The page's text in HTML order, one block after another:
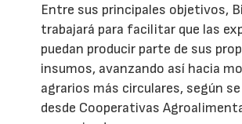
Entre sus principales objetivos,
trabajará para facilitar que las
puedan producir parte de sus
insumos, avanzando así hacia
agrarios más circulares, según
desde Cooperativas